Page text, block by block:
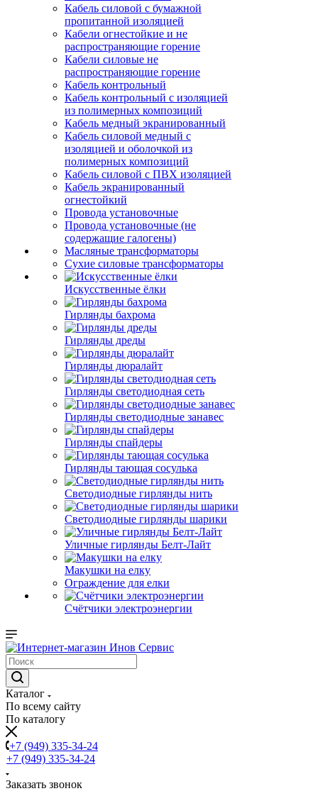
Кабель силовой с бумажной
пропитанной изоляцией
Кабели огнестойкие и не
распространяющие горение
Кабели силовые не
распространяющие горение
Кабель контрольный
Кабель контрольный с изоляцией
из полимерных композиций
Кабель медный экранированный
Кабель силовой медный с
изоляцией и оболочкой из
полимерных композиций
Кабель силовой с ПВХ изоляцией
Кабель экранированный
огнестойкий
Провода установочные
Провода установочные (не
содержащие галогены)
Масляные трансформаторы
Сухие силовые трансформаторы
Искусственные ёлки
Гирлянды бахрома
Гирлянды дреды
Гирлянды дюралайт
Гирлянды светодиодная сеть
Гирлянды светодиодные занавес
Гирлянды спайдеры
Гирлянды тающая сосулька
Светодиодные гирлянды нить
Светодиодные гирлянды шарики
Уличные гирлянды Белт-Лайт
Макушки на елку
Ограждение для елки
Счётчики электроэнергии
Каталог
По всему сайту
По каталогу
+7 (949) 335-34-24
+7 (949) 335-34-24
Заказать звонок